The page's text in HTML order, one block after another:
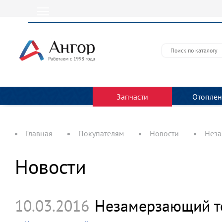
Запчасти
Главная Покупателям Новости
Новости
10.03.2016 Незамерзающий